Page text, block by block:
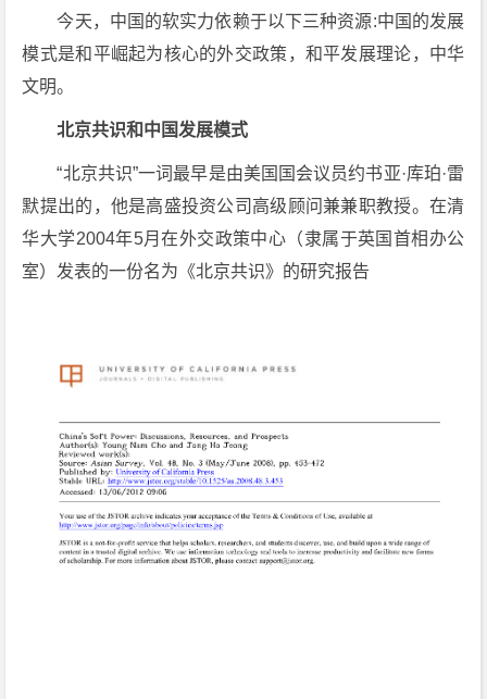
今天，中国的软实力依赖于以下三种资源:中国的发展
模式是和平崛起为核心的外交政策，和平发展理论，中华
文明。
北京共识和中国发展模式
“北京共识”一词最早是由美国国会议员约书亚·库珀·雷
默提出的，他是高盛投资公司高级顾问兼兼职教授。在清
华大学2004年5月在外交政策中心（隶属于英国首相办公
室）发表的一份名为《北京共识》的研究报告